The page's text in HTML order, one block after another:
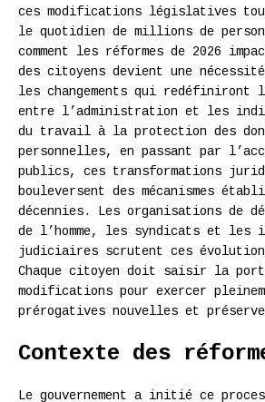
ces modifications législatives
le quotidien de millions de
comment les réformes de 2026
des citoyens devient une
les changements qui redéfiniront
entre l’administration et les
du travail à la protection des
personnelles, en passant par
publics, ces transformations
bouleversent des mécanismes
décennies. Les organisations de
de l’homme, les syndicats et les
judiciaires scrutent ces
Chaque citoyen doit saisir la
modifications pour exercer
prérogatives nouvelles et
Contexte des
Le gouvernement a initié ce